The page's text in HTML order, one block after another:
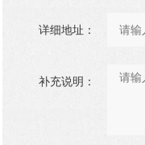
详细地址：
补充说明：